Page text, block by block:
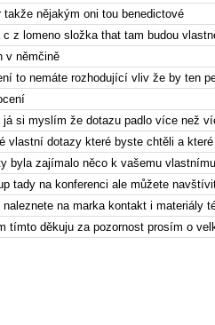
takže nějakým oni tou benedictové
c z lomeno složka that tam budou
v němčině
to nemáte rozhodující vliv že by ten
já si myslím že dotazu padlo více než
vlastní dotazy které byste chtěli a
byla zajímalo něco k vašemu
tady na konferenci ale můžete
naleznete na marka kontakt i materiály
tímto děkuju za pozornost prosím o